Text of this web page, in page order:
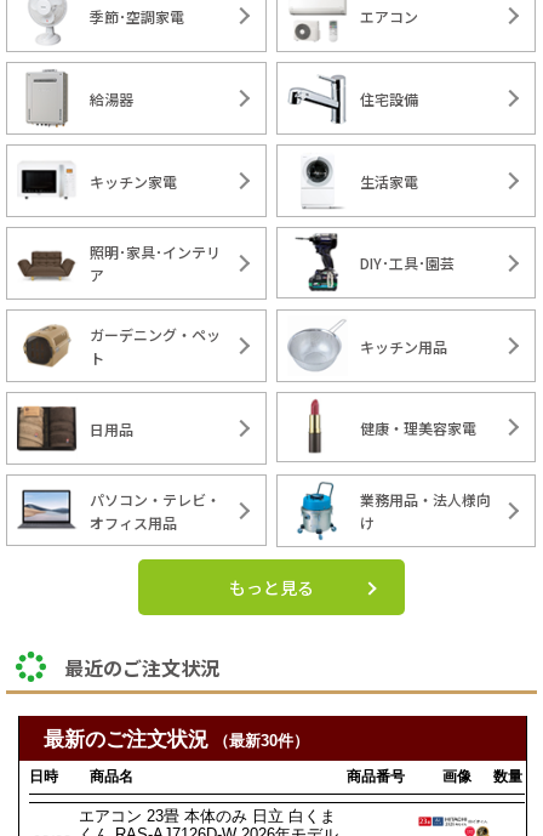
季節･空調家電 エアコン
給湯器 住宅設備
キッチン家電 生活家電
照明･家具･インテリ
ア
DIY･工具･園芸
ガーデニング・ペッ
ト
キッチン用品
日用品 健康・理美容家電
パソコン・テレビ・
オフィス用品
業務用品・法人様向
け
もっと見る
最近のご注文状況